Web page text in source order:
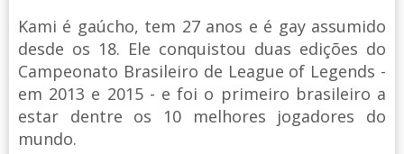
Kami é gaúcho, tem 27 anos e é gay assumido
desde os 18. Ele conquistou duas edições do
Campeonato Brasileiro de League of Legends -
em 2013 e 2015 - e foi o primeiro brasileiro a
estar dentre os 10 melhores jogadores do
mundo.